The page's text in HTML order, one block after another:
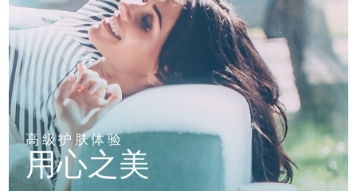
高级护肤体验
用心之美
菲律宾 预计送达日期 8/11/26
波兰 预计送达日期 8/9/26
葡萄牙 预计送达日期 8/8/26
波多黎各 预计送达日期 8/10/26
卡塔尔 预计送达日期 8/9/26